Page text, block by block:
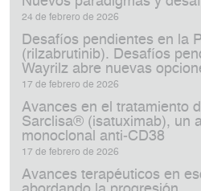
24 de febrero de 2026
Desafíos pendientes en la
(rilzabrutinib). Desafíos
Wayrilz abre nuevas
17 de febrero de 2026
Avances en el tratamiento
Sarclisa® (isatuximab), un
monoclonal anti‑CD38
17 de febrero de 2026
Avances terapéuticos en